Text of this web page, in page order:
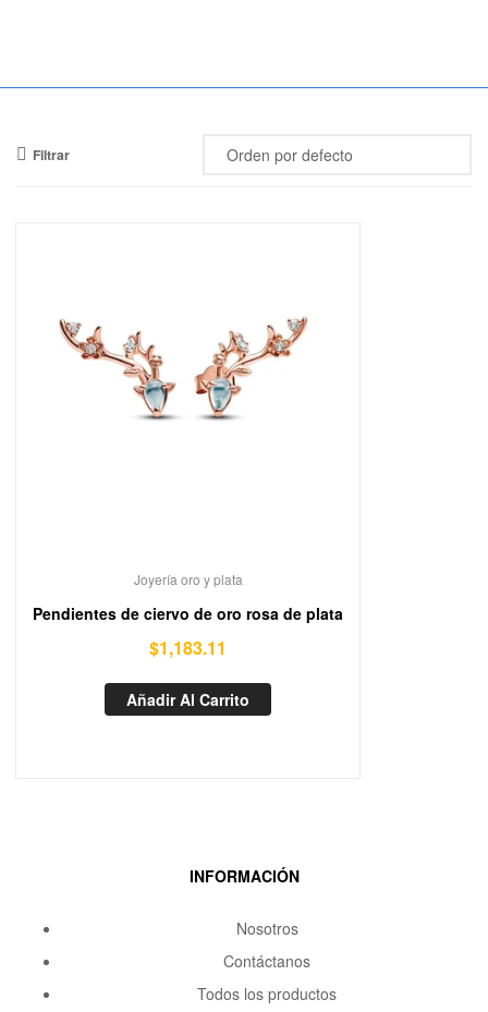
Filtrar
Joyería oro y plata
Pendientes de ciervo de oro rosa de plata
$1,183.11
Añadir Al Carrito
INFORMACIÓN
Nosotros
Contáctanos
Todos los productos